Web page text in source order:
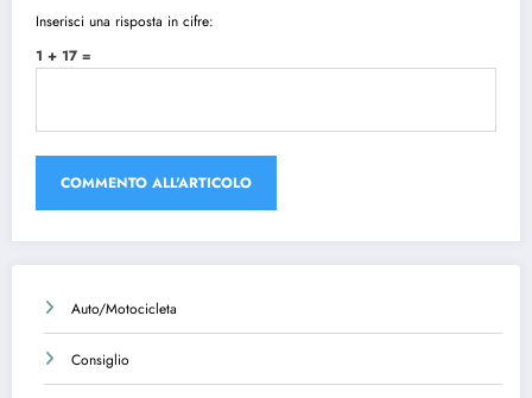
Inserisci una risposta in cifre:
1 + 17 =
Auto/Motocicleta
Consiglio